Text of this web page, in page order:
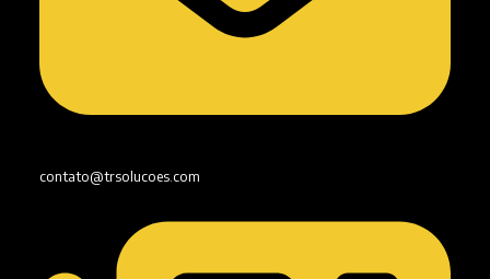
contato@trsolucoes.com